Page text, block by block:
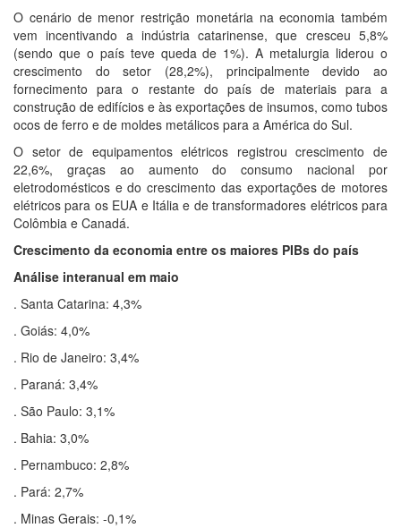
O cenário de menor restrição monetária na economia também
vem incentivando a indústria catarinense, que cresceu 5,8%
(sendo que o país teve queda de 1%). A metalurgia liderou o
crescimento do setor (28,2%), principalmente devido ao
fornecimento para o restante do país de materiais para a
construção de edifícios e às exportações de insumos, como tubos
ocos de ferro e de moldes metálicos para a América do Sul.
O setor de equipamentos elétricos registrou crescimento de
22,6%, graças ao aumento do consumo nacional por
eletrodomésticos e do crescimento das exportações de motores
elétricos para os EUA e Itália e de transformadores elétricos para
Colômbia e Canadá.
Crescimento da economia entre os maiores PIBs do país
Análise interanual em maio
. Santa Catarina: 4,3%
. Goiás: 4,0%
. Rio de Janeiro: 3,4%
. Paraná: 3,4%
. São Paulo: 3,1%
. Bahia: 3,0%
. Pernambuco: 2,8%
. Pará: 2,7%
. Minas Gerais: -0,1%